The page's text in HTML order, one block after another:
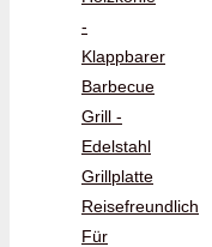
-
Klappbarer
Barbecue
Grill -
Edelstahl
Grillplatte
Reisefreundlich
Für